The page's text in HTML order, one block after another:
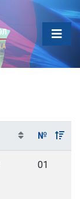
№
01